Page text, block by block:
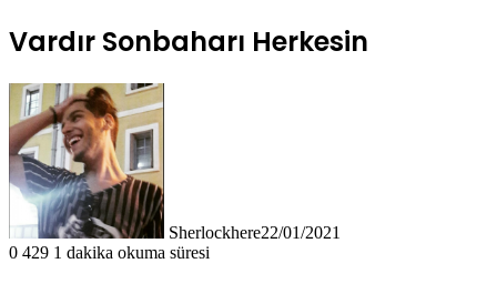
Vardır Sonbaharı Herkesin
Sherlockhere22/01/2021
0 429 1 dakika okuma süresi